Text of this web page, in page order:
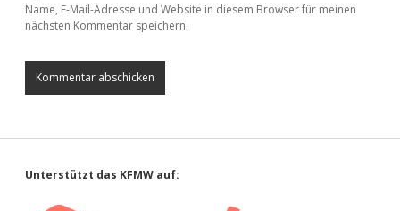
Name, E-Mail-Adresse und Website in diesem Browser für meinen
nächsten Kommentar speichern.
Sidebar
Unterstützt das KFMW auf: